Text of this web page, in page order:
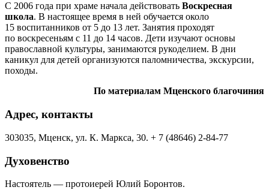
С 2006 года при храме начала действовать Воскресная
школа. В настоящее время в ней обучается около
15 воспитанников от 5 до 13 лет. Занятия проходят
по воскресеньям с 11 до 14 часов. Дети изучают основы
православной культуры, занимаются рукоделием. В дни
каникул для детей организуются паломничества, экскурсии,
походы.
По материалам Мценского благочиния
Адрес, контакты
303035, Мценск, ул. К. Маркса, 30. + 7 (48646) 2-84-77
Духовенство
Настоятель — протоиерей Юлий Боронтов.